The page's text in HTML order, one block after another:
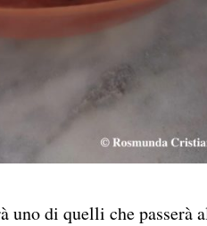
uno di quelli che passerà